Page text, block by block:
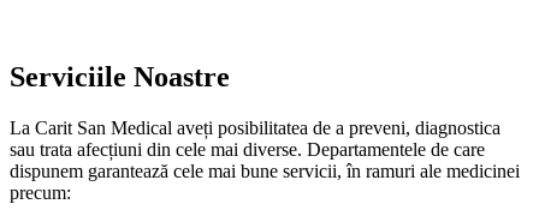
Serviciile Noastre
La Carit San Medical aveți posibilitatea de a preveni, diagnostica
sau trata afecțiuni din cele mai diverse. Departamentele de care
dispunem garantează cele mai bune servicii, în ramuri ale medicinei
precum: